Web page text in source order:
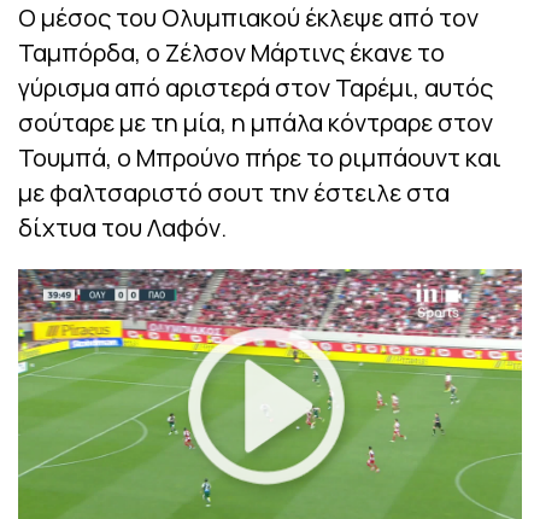
Ο μέσος του Ολυμπιακού έκλεψε από τον
Ταμπόρδα, ο Ζέλσον Μάρτινς έκανε το
γύρισμα από αριστερά στον Ταρέμι, αυτός
σούταρε με τη μία, η μπάλα κόντραρε στον
Τουμπά, ο Μπρούνο πήρε το ριμπάουντ και
με φαλτσαριστό σουτ την έστειλε στα
δίχτυα του Λαφόν.